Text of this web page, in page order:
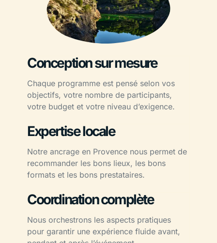
Conception sur mesure
Chaque programme est pensé selon vos
objectifs, votre nombre de participants,
votre budget et votre niveau d’exigence.
Expertise locale
Notre ancrage en Provence nous permet de
recommander les bons lieux, les bons
formats et les bons prestataires.
Coordination complète
Nous orchestrons les aspects pratiques
pour garantir une expérience fluide avant,